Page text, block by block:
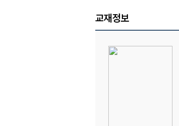
교재정보